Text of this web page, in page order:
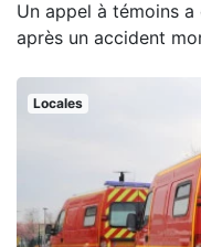
Un appel à témoins
après un accident
Locales